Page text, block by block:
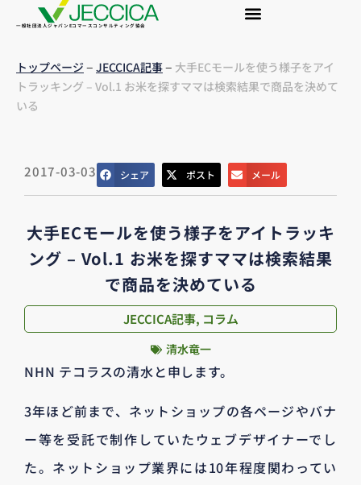
一般社団法人ジャパンEコマースコンサルティング協会
トップページ– JECCICA記事– 大手ECモールを使う様子をアイ
トラッキング – Vol.1 お米を探すママは検索結果で商品を決めて
いる
2017-03-03 シェア ポスト メール
大手ECモールを使う様子をアイトラッキ
ング – Vol.1 お米を探すママは検索結果
で商品を決めている
JECCICA記事, コラム
清水竜一
NHN テコラスの清水と申します。
3年ほど前まで、ネットショップの各ページやバナ
ー等を受託で制作していたウェブデザイナーでし
た。ネットショップ業界には10年程度関わってい